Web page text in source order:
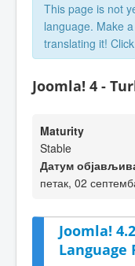
This page is not
language. Make
translating it! Click
Joomla! 4 -
Maturity
Stable
Датум
петак, 02
Joomla!
Language